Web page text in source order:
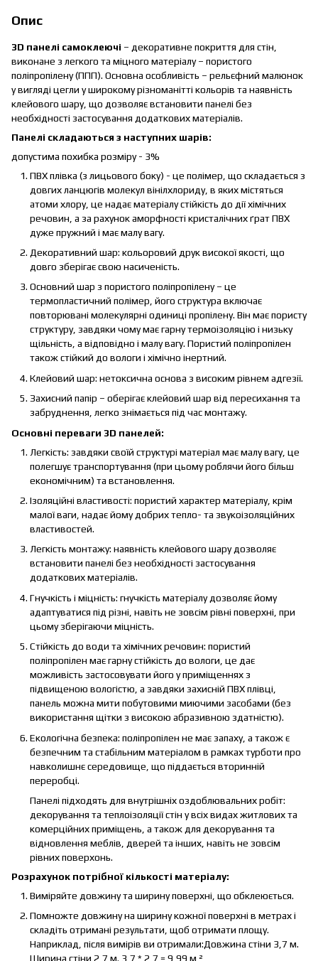
Опис
3D панелі самоклеючі – декоративне покриття для стін,
виконане з легкого та міцного матеріалу – пористого
поліпропілену (ППП). Основна особливість – рельєфний малюнок
у вигляді цегли у широкому різноманітті кольорів та наявність
клейового шару, що дозволяє встановити панелі без
необхідності застосування додаткових матеріалів.
Панелі складаються з наступних шарів:
допустима похибка розміру - 3%
ПВХ плівка (з лицьового боку) - це полімер, що складається з
довгих ланцюгів молекул вінілхлориду, в яких містяться
атоми хлору, це надає матеріалу стійкість до дії хімічних
речовин, а за рахунок аморфності кристалічних ґрат ПВХ
дуже пружний і має малу вагу.
Декоративний шар: кольоровий друк високої якості, що
довго зберігає свою насиченість.
Основний шар з пористого поліпропілену – це
термопластичний полімер, його структура включає
повторювані молекулярні одиниці пропілену. Він має пористу
структуру, завдяки чому має гарну термоізоляцію і низьку
щільність, а відповідно і малу вагу. Пористий поліпропілен
також стійкий до вологи і хімічно інертний.
Клейовий шар: нетоксична основа з високим рівнем адгезії.
Захисний папір – оберігає клейовий шар від пересихання та
забруднення, легко знімається під час монтажу.
Основні переваги 3D панелей:
Легкість: завдяки своїй структурі матеріал має малу вагу, це
полегшує транспортування (при цьому роблячи його більш
економічним) та встановлення.
Ізоляційні властивості: пористий характер матеріалу, крім
малої ваги, надає йому добрих тепло- та звукоізоляційних
властивостей.
Легкість монтажу: наявність клейового шару дозволяє
встановити панелі без необхідності застосування
додаткових матеріалів.
Гнучкість і міцність: гнучкість матеріалу дозволяє йому
адаптуватися під різні, навіть не зовсім рівні поверхні, при
цьому зберігаючи міцність.
Стійкість до води та хімічних речовин: пористий
поліпропілен має гарну стійкість до вологи, це дає
можливість застосовувати його у приміщеннях з
підвищеною вологістю, а завдяки захисній ПВХ плівці,
панель можна мити побутовими миючими засобами (без
використання щітки з високою абразивною здатністю).
Екологічна безпека: поліпропілен не має запаху, а також є
безпечним та стабільним матеріалом в рамках турботи про
навколишнє середовище, що піддається вторинній
переробці.
Панелі підходять для внутрішніх оздоблювальних робіт:
декорування та теплоізоляції стін у всіх видах житлових та
комерційних приміщень, а також для декорування та
відновлення меблів, дверей та інших, навіть не зовсім
рівних поверхонь.
Розрахунок потрібної кількості матеріалу:
Виміряйте довжину та ширину поверхні, що обклеюється.
Помножте довжину на ширину кожної поверхні в метрах і
складіть отримані результати, щоб отримати площу.
Наприклад, після вимірів ви отримали:Довжина стіни 3,7 м.
Ширина стіни 2,7 м. 3,7 * 2,7 = 9,99 м ²